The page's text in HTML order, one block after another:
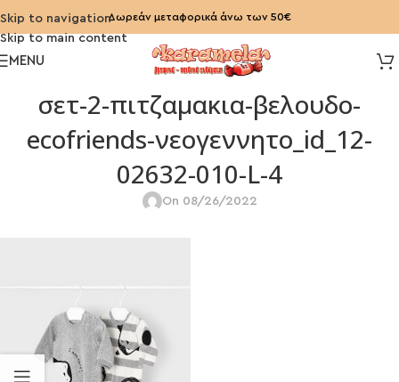
Skip to navigation
Skip to main content
Δωρεάν μεταφορικά άνω των 50€
MENU
σετ-2-πιτζαμακια-βελουδο-
ecofriends-νεογεννητο_id_12-
02632-010-L-4
On 08/26/2022